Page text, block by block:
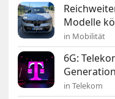
Modelle
in Mobilität
6G:
in Telekom